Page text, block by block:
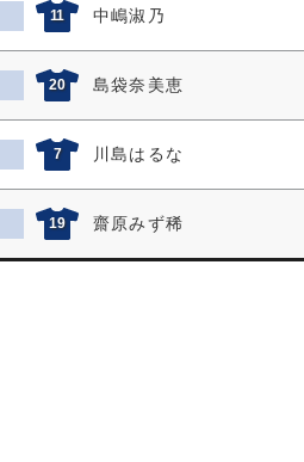
11 中嶋淑乃
20 島袋奈美恵
7 川島はるな
19 齋原みず稀